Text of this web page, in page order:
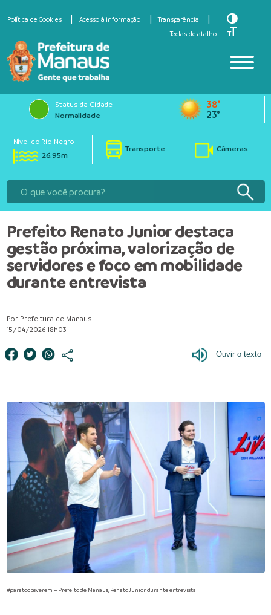
Política de Cookies Acesso à informação
Transparência
Teclas de atalho
Toggle
Toggle
Status da Cidade
Normalidade
38°
23°
Nível do Rio Negro
26.95m
Transporte Câmeras
Prefeito Renato Junior destaca
gestão próxima, valorização de
servidores e foco em mobilidade
durante entrevista
Por Prefeitura de Manaus
15/04/2026 18h03
#paratodosverem – Prefeito de Manaus, Renato Junior durante entrevista